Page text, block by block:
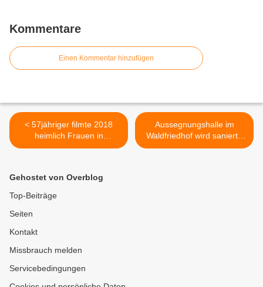
Kommentare
Einen Kommentar hinzufügen
< 57jähriger filmte 2018
heimlich Frauen in
Geisbergbad-
Aussegnungshalle im
Waldfriedhof wird saniert -
Hauptausschuss vergab
Gehostet von Overblog
Top-Beiträge
Seiten
Kontakt
Missbrauch melden
Servicebedingungen